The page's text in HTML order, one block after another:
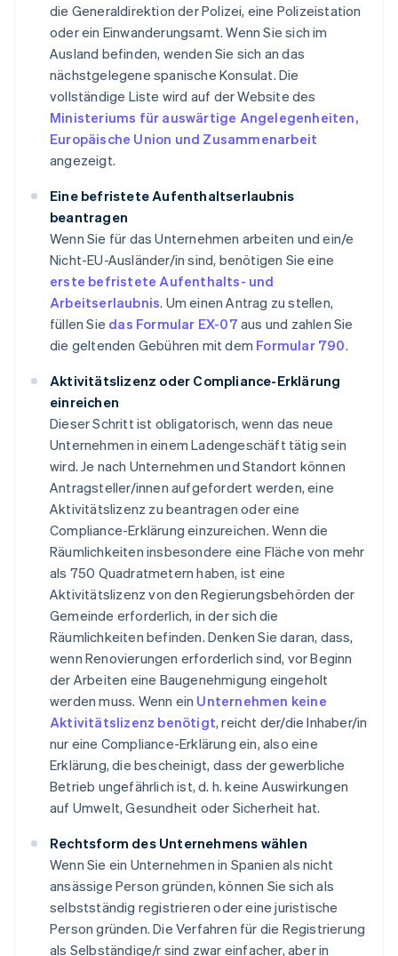
die Generaldirektion der Polizei, eine Polizeistation
oder ein Einwanderungsamt. Wenn Sie sich im
Ausland befinden, wenden Sie sich an das
nächstgelegene spanische Konsulat. Die
vollständige Liste wird auf der Website des
Ministeriums für auswärtige Angelegenheiten,
Europäische Union und Zusammenarbeit
angezeigt.
Eine befristete Aufenthaltserlaubnis
beantragen
Wenn Sie für das Unternehmen arbeiten und ein/e
Nicht-EU-Ausländer/in sind, benötigen Sie eine
erste befristete Aufenthalts- und
Arbeitserlaubnis. Um einen Antrag zu stellen,
füllen Sie das Formular EX-07 aus und zahlen Sie
die geltenden Gebühren mit dem Formular 790.
Aktivitätslizenz oder Compliance-Erklärung
einreichen
Dieser Schritt ist obligatorisch, wenn das neue
Unternehmen in einem Ladengeschäft tätig sein
wird. Je nach Unternehmen und Standort können
Antragsteller/innen aufgefordert werden, eine
Aktivitätslizenz zu beantragen oder eine
Compliance-Erklärung einzureichen. Wenn die
Räumlichkeiten insbesondere eine Fläche von mehr
als 750 Quadratmetern haben, ist eine
Aktivitätslizenz von den Regierungsbehörden der
Gemeinde erforderlich, in der sich die
Räumlichkeiten befinden. Denken Sie daran, dass,
wenn Renovierungen erforderlich sind, vor Beginn
der Arbeiten eine Baugenehmigung eingeholt
werden muss. Wenn ein Unternehmen keine
Aktivitätslizenz benötigt, reicht der/die Inhaber/in
nur eine Compliance-Erklärung ein, also eine
Erklärung, die bescheinigt, dass der gewerbliche
Betrieb ungefährlich ist, d. h. keine Auswirkungen
auf Umwelt, Gesundheit oder Sicherheit hat.
Rechtsform des Unternehmens wählen
Wenn Sie ein Unternehmen in Spanien als nicht
ansässige Person gründen, können Sie sich als
selbstständig registrieren oder eine juristische
Person gründen. Die Verfahren für die Registrierung
als Selbständige/r sind zwar einfacher, aber in